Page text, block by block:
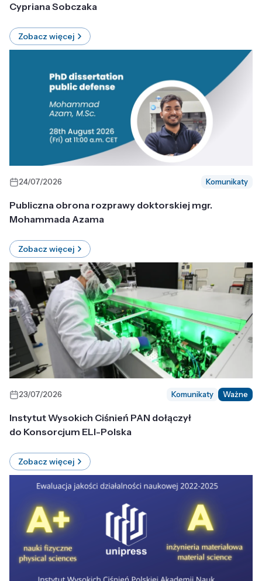
Cypriana Sobczaka
Zobacz więcej
24/07/2026 Komunikaty
Publiczna obrona rozprawy doktorskiej mgr.
Mohammada Azama
Zobacz więcej
23/07/2026 Komunikaty Ważne
Instytut Wysokich Ciśnień PAN dołączył
do Konsorcjum ELI-Polska
Zobacz więcej